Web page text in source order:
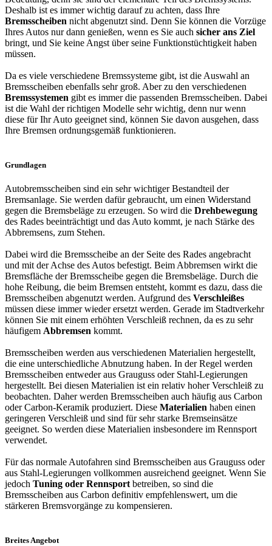
Deshalb ist es immer wichtig darauf zu achten, dass Ihre
Bremsscheiben nicht abgenutzt sind. Denn Sie können die Vorzüge
Ihres Autos nur dann genießen, wenn es Sie auch sicher ans Ziel
bringt, und Sie keine Angst über seine Funktionstüchtigkeit haben
müssen.
Da es viele verschiedene Bremssysteme gibt, ist die Auswahl an
Bremsscheiben ebenfalls sehr groß. Aber zu den verschiedenen
Bremssystemen gibt es immer die passenden Bremsscheiben. Dabei
ist die Wahl der richtigen Modelle sehr wichtig, denn nur wenn
diese für Ihr Auto geeignet sind, können Sie davon ausgehen, dass
Ihre Bremsen ordnungsgemäß funktionieren.
Grundlagen
Autobremsscheiben sind ein sehr wichtiger Bestandteil der
Bremsanlage. Sie werden dafür gebraucht, um einen Widerstand
gegen die Bremsbeläge zu erzeugen. So wird die Drehbewegung
des Rades beeinträchtigt und das Auto kommt, je nach Stärke des
Abbremsens, zum Stehen.
Dabei wird die Bremsscheibe an der Seite des Rades angebracht
und mit der Achse des Autos befestigt. Beim Abbremsen wirkt die
Bremsfläche der Bremsscheibe gegen die Bremsbeläge. Durch die
hohe Reibung, die beim Bremsen entsteht, kommt es dazu, dass die
Bremsscheiben abgenutzt werden. Aufgrund des Verschleißes
müssen diese immer wieder ersetzt werden. Gerade im Stadtverkehr
können Sie mit einem erhöhten Verschleiß rechnen, da es zu sehr
häufigem Abbremsen kommt.
Bremsscheiben werden aus verschiedenen Materialien hergestellt,
die eine unterschiedliche Abnutzung haben. In der Regel werden
Bremsscheiben entweder aus Grauguss oder Stahl-Legierungen
hergestellt. Bei diesen Materialien ist ein relativ hoher Verschleiß zu
beobachten. Daher werden Bremsscheiben auch häufig aus Carbon
oder Carbon-Keramik produziert. Diese Materialien haben einen
geringeren Verschleiß und sind für sehr starke Bremseinsätze
geeignet. So werden diese Materialien insbesondere im Rennsport
verwendet.
Für das normale Autofahren sind Bremsscheiben aus Grauguss oder
aus Stahl-Legierungen vollkommen ausreichend geeignet. Wenn Sie
jedoch Tuning oder Rennsport betreiben, so sind die
Bremsscheiben aus Carbon definitiv empfehlenswert, um die
stärkeren Bremsvorgänge zu kompensieren.
Breites Angebot